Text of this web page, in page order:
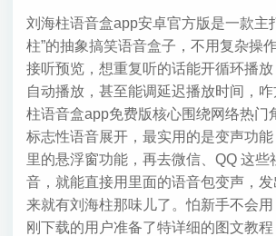
刘海柱语音盒app安卓官方版是一款主
柱”的抽象搞笑语音盒子，不用复杂操
接听预览，想重复听的话能开循环播
自动播放，甚至能调延迟播放时间，
柱语音盒app免费版核心围绕网络热门
标志性语音展开，最实用的是变声功
里的悬浮窗功能，再去微信、QQ 这些
音，就能直接用里面的语音包变声，
来就有刘海柱那味儿了。怕新手不会
刚下载的用户准备了特详细的图文教